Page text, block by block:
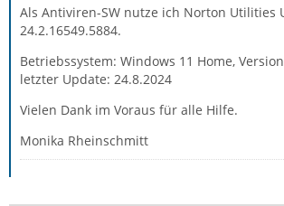
Als Antiviren-SW nutze ich Norton Utilities
24.2.16549.5884.
Betriebssystem: Windows 11 Home,
letzter Update: 24.8.2024
Vielen Dank im Voraus für alle Hilfe.
Monika Rheinschmitt